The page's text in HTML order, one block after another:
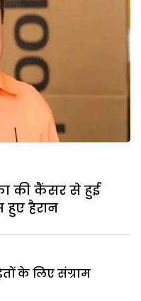
की कैंसर से हुई
हैरान
के लिए संग्राम